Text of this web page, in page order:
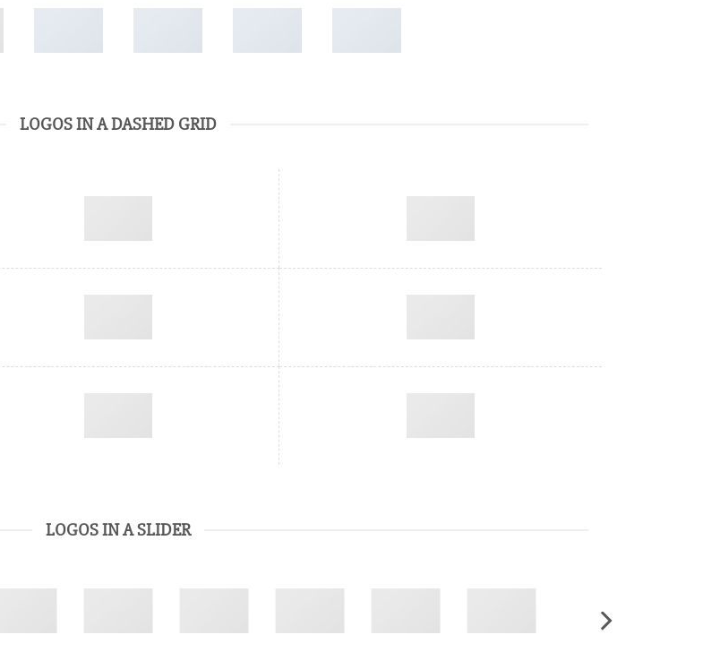
LOGOS IN A DASHED GRID
LOGOS IN A SLIDER